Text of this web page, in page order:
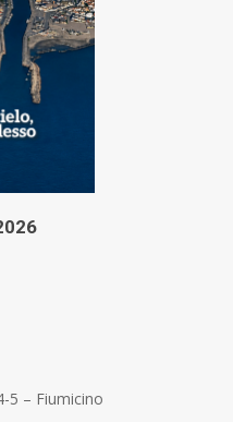
5 – Fiumicino